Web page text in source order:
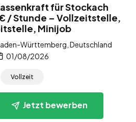
für Stockach
/ Stunde – Vollzeitstelle,
Minijob
Württemberg, Deutschland
01/08/2026
Vollzeit
Jetzt bewerben